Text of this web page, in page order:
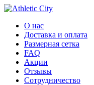
О нас
Доставка и оплата
Размерная сетка
FAQ
Акции
Отзывы
Сотрудничество